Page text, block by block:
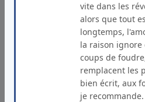
vite dans les
alors que tout
longtemps,
la raison ignore
coups de
remplacent les
bien écrit, aux
je recommande.
Léo
Auteur et
J'aime beaucoup, anatomie
rupture où s'entremêlent